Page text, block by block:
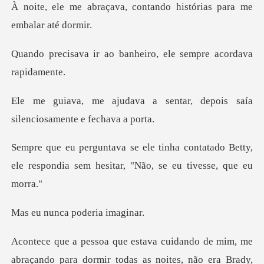
, contando histórias par
banheiro, ele sempre
sentar, depois saía
silenc
ontatado Betty,
ele respondia sem hesit
ca poderia
do de mim, me
abraçando para dormir tod